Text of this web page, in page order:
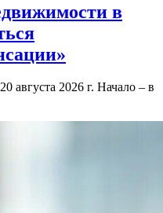
в
2026 г. Начало – в